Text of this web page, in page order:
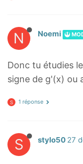
N Noemi
Donc tu étudies
signe de g'(x) ou
S 1 réponse
S stylo50 27